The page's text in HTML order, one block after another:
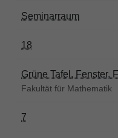
Seminarraum
18
Grüne Tafel, Fenster,
Fakultät für Mathematik
7